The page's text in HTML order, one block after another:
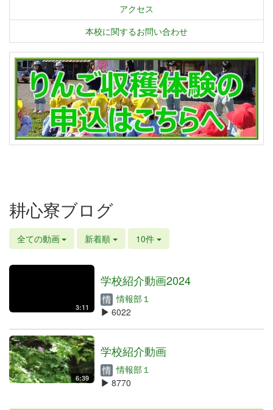
アクセス
本校に関するお問い合わせ
耕心寮ブログ
全ての動画 新着順 10件
3:11
学校紹介動画2024
情報部１
6022
6:39
学校紹介動画
情報部１
8770